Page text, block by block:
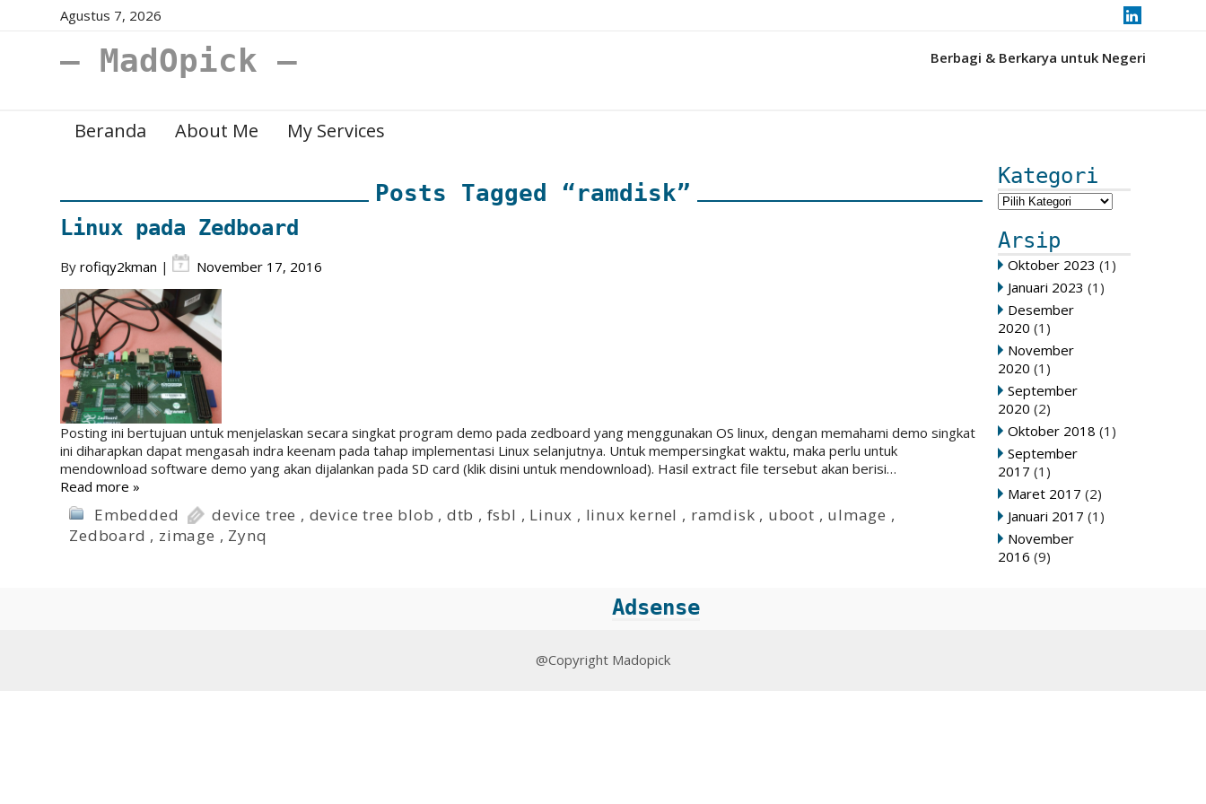
Agustus 7, 2026
– MadOpick – Berbagi & Berkarya untuk Negeri
Beranda About Me My Services
Kategori
Arsip
Oktober 2023 (1)
Januari 2023 (1)
Desember
2020 (1)
November
2020 (1)
September
2020 (2)
Oktober 2018 (1)
September
2017 (1)
Maret 2017 (2)
Januari 2017 (1)
November
2016 (9)
Posts Tagged “ramdisk”
Linux pada Zedboard
Byrofiqy2kman | November 17, 2016
Posting ini bertujuan untuk menjelaskan secara singkat program demo pada zedboard yang menggunakan OS linux, dengan memahami demo singkat
ini diharapkan dapat mengasah indra keenam pada tahap implementasi Linux selanjutnya. Untuk mempersingkat waktu, maka perlu untuk
mendownload software demo yang akan dijalankan pada SD card (klik disini untuk mendownload). Hasil extract file tersebut akan berisi…
Read more »
Embedded device tree , device tree blob , dtb , fsbl , Linux , linux kernel , ramdisk , uboot , uImage ,
Zedboard , zimage , Zynq
Adsense
@Copyright Madopick